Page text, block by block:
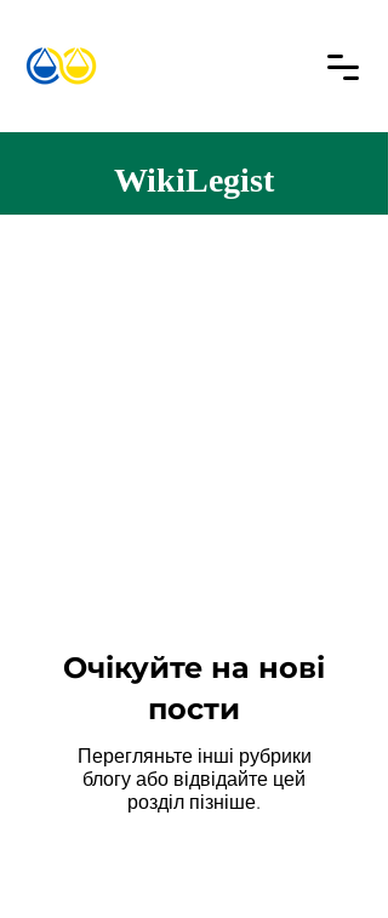
WikiLegist
Очікуйте на нові
пости
Перегляньте інші рубрики
блогу або відвідайте цей
розділ пізніше.